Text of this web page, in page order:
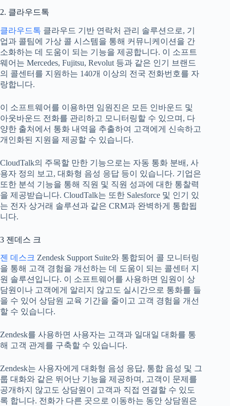
2. 클라우드톡
클라우드톡 클라우드 기반 연락처 관리 솔루션으로, 기
업과 콜팀에 가상 콜 시스템을 통해 커뮤니케이션을 간
소화하는 데 도움이 되는 기능을 제공합니다. 이 소프트
웨어는 Mercedes, Fujitsu, Revolut 등과 같은 인기 브랜드
의 콜센터를 지원하는 140개 이상의 전국 전화번호를 자
랑합니다.
이 소프트웨어를 이용하면 임원진은 모든 인바운드 및
아웃바운드 전화를 관리하고 모니터링할 수 있으며, 다
양한 출처에서 통화 내역을 추출하여 고객에게 신속하고
개인화된 지원을 제공할 수 있습니다.
CloudTalk의 주목할 만한 기능으로는 자동 통화 분배, 사
용자 정의 보고, 대화형 음성 응답 등이 있습니다. 기업은
또한 분석 기능을 통해 직원 및 직원 성과에 대한 통찰력
을 제공받습니다. CloudTalk는 또한 Salesforce 및 인기 있
는 전자 상거래 솔루션과 같은 CRM과 완벽하게 통합됩
니다.
3 젠데스 크
젠 데스크 Zendesk Support Suite와 통합되어 콜 모니터링
을 통해 고객 경험을 개선하는 데 도움이 되는 콜센터 지
원 솔루션입니다. 이 소프트웨어를 사용하면 임원이 상
담원이나 고객에게 알리지 않고도 실시간으로 통화를 들
을 수 있어 상담원 교육 기간을 줄이고 고객 경험을 개선
할 수 있습니다.
Zendesk를 사용하면 사용자는 고객과 일대일 대화를 통
해 고객 관계를 구축할 수 있습니다.
Zendesk는 사용자에게 대화형 음성 응답, 통합 음성 및 그
룹 대화와 같은 뛰어난 기능을 제공하며, 고객이 문제를
공개하지 않고도 상담원이 고객과 직접 연결할 수 있도
록 합니다. 전화가 다른 곳으로 이동하는 동안 상담원은